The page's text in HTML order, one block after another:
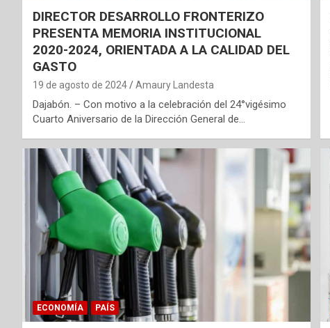
DIRECTOR DESARROLLO FRONTERIZO
PRESENTA MEMORIA INSTITUCIONAL
2020-2024, ORIENTADA A LA CALIDAD DEL
GASTO
19 de agosto de 2024 Amaury Landesta
Dajabón. – Con motivo a la celebración del 24°vigésimo
Cuarto Aniversario de la Dirección General de…
ECONOMÍA PAÍS